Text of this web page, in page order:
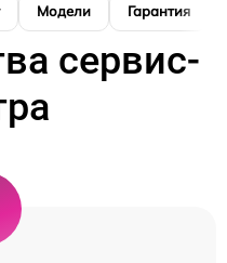
Модели Гарантия
сервис-